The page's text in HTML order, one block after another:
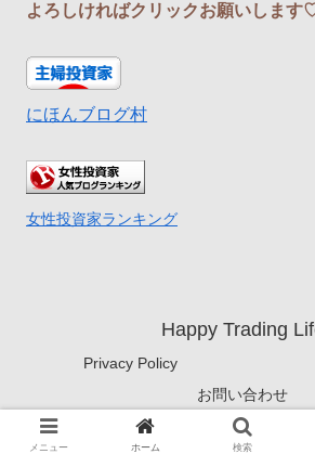
よろしければクリックお願いします
にほんブログ村
女性投資家ランキング
Happy Trading
Privacy Policy
お問い合わせ
© 2022 Happy Trading
メニュー ホーム 検索